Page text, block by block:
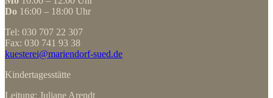
Do 16:00 – 18:00 Uhr
Tel: 030 707 22 307
Fax: 030 741 93 38
kuesterei@mariendorf-sued.de
Kindertagesstätte
Leitung: Juliane Arendt